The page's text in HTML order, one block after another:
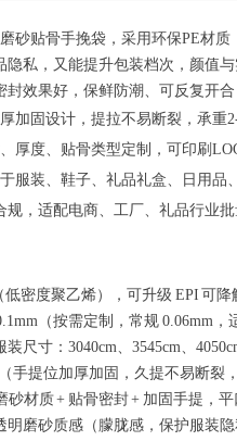
砂贴骨手挽袋，采用环保PE材
隐私，又能提升包装档次，颜值
封效果好，保鲜防潮、可反复开合
加固设计，提拉不易断裂，承重
厚度、贴骨类型定制，可印刷
服装、鞋子、礼品礼盒、日用品
规，适配电商、工厂、礼品行业
低密度聚乙烯），可升级 EPI 可
（按需定制，常规 0.06mm，
装尺寸：3040cm、3545cm、
手提位加厚加固，久提不易断裂
砂材质 + 贴骨密封 + 加固手提，
明磨砂质感（朦胧感，保护服装